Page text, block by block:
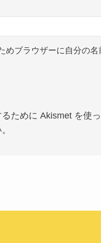
めブラウザーに自分の
ために Akismet を使っ
。